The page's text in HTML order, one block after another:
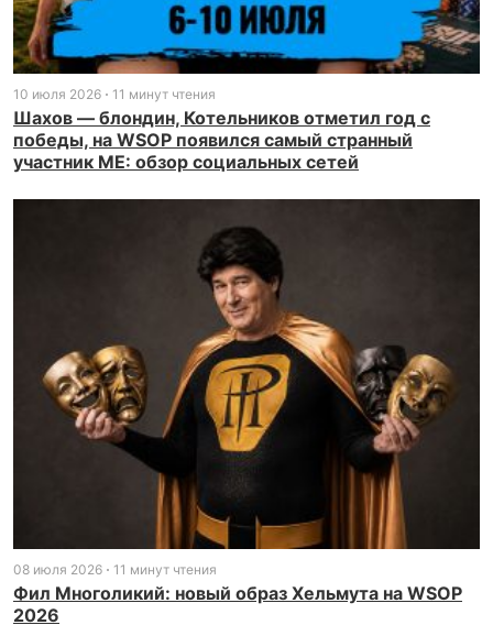
10 июля 2026 11 минут чтения
Шахов — блондин, Котельников отметил год с
победы, на WSOP появился самый странный
участник ME: обзор социальных сетей
08 июля 2026 11 минут чтения
Фил Многоликий: новый образ Хельмута на WSOP
2026